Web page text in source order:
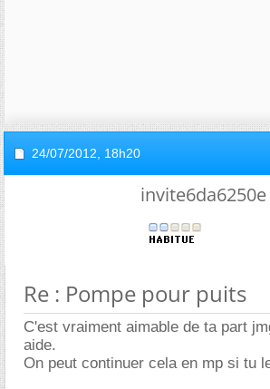
24/07/2012, 18h20
invite6da6250e
Re : Pompe pour puits
C'est vraiment aimable de ta part
aide.
On peut continuer cela en mp si tu